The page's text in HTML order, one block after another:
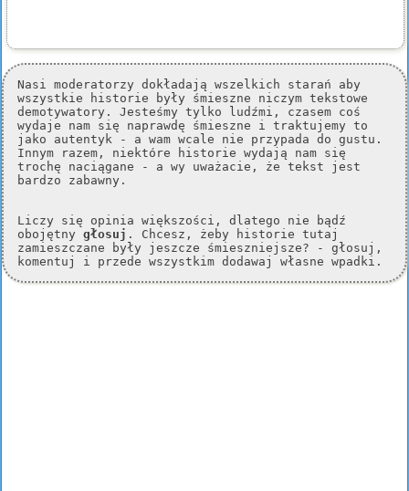
Nasi moderatorzy dokładają wszelkich starań aby
wszystkie historie były śmieszne niczym tekstowe
demotywatory. Jesteśmy tylko ludźmi, czasem coś
wydaje nam się naprawdę śmieszne i traktujemy to
jako autentyk - a wam wcale nie przypada do gustu.
Innym razem, niektóre historie wydają nam się
trochę naciągane - a wy uważacie, że tekst jest
bardzo zabawny.
Liczy się opinia większości, dlatego nie bądź
obojętny głosuj . Chcesz, żeby historie tutaj
zamieszczane były jeszcze śmieszniejsze? - głosuj,
komentuj i przede wszystkim dodawaj własne wpadki.